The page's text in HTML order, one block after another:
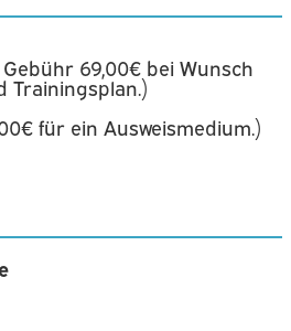
69,00€ bei Wunsch
Trainingsplan.)
für ein Ausweismedium.)